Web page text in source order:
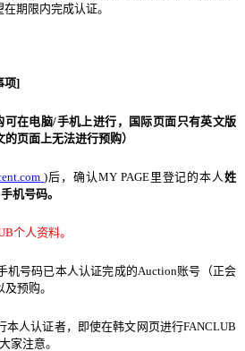
在期限内完成认证。
项]
可在电脑/手机上进行 ， 国际页面 只有英文版
的页面上无法进行预购）
)后 ， 确认 MY PAGE里登记 的本人姓
手机号码。
个人资料。
机号码已本人认证完成的Auction账号 （正会
及预购。
本人认证者，即使在韩文 网页进行FANCLUB
大家注意。